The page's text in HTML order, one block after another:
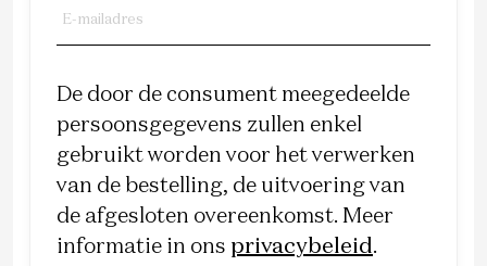
De door de consument meegedeelde
persoonsgegevens zullen enkel
gebruikt worden voor het verwerken
van de bestelling, de uitvoering van
de afgesloten overeenkomst. Meer
informatie in ons privacybeleid.